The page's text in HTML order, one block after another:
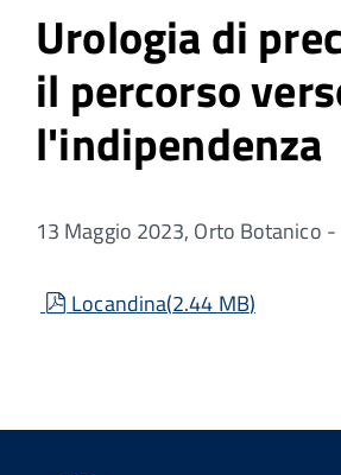
Urologia di
il percorso
l'indipendenza
13 Maggio 2023, Orto Botanico
pdf
Locandina(2.44 MB)